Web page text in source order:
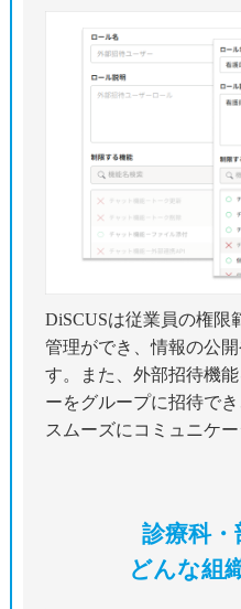
DiSCUSは従業員の権限
管理ができ、情報の公
す。また、外部招待機
ーをグループに招待で
スムーズにコミュニケ
診療科
どんな組